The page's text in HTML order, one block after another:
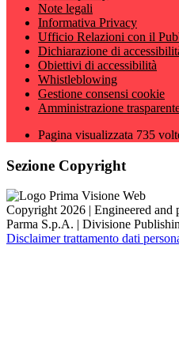
Note legali
Informativa Privacy
Ufficio Relazioni con il
Dichiarazione di
Obiettivi di accessibilità
Whistleblowing
Gestione consensi cookie
Amministrazione
Pagina visualizzata 735
Sezione Copyright
Copyright 2026 | Engineered
Parma S.p.A. | Divisione
Disclaimer trattamento dati